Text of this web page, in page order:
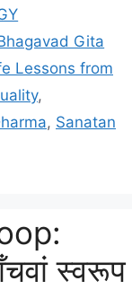
Gita
Lessons from
,
, Sanatan
स्वरूप